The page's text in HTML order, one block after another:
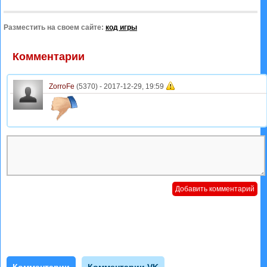
Разместить на своем сайте: код игры
Комментарии
ZorroFe (5370) - 2017-12-29, 19:59